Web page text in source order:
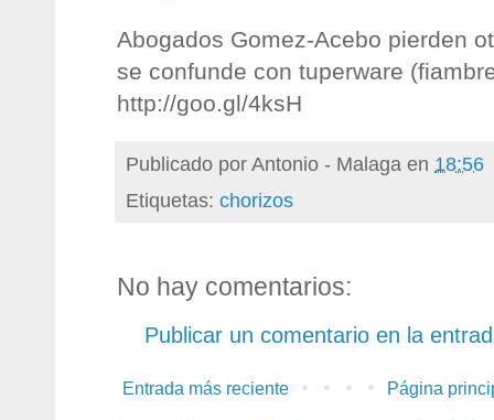
Abogados Gomez-Acebo pierden
se confunde con tuperware
http://goo.gl/4ksH
Publicado porAntonio - Malaga en 18:56
Etiquetas: chorizos
No hay comentarios:
Publicar un comentario en la
Entrada más reciente Página